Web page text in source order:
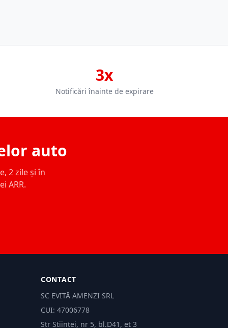
3x
Notificări înainte de expirare
auto
2 zile și în
ARR.
CONTACT
SC EVITĂ AMENZI SRL
CUI: 47006778
Str Științei, nr 5, bl.D41, et 3